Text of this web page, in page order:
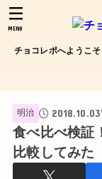
チョコレポへようこそ
MENU
明治 2018.10.03
食べ比べ検証
比較してみた